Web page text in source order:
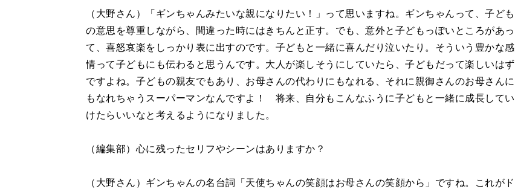
（大野さん）「ギンちゃんみたいな親になりたい！」って思いますね。ギンちゃんって、子ども
の意思を尊重しながら、間違った時にはきちんと正す。でも、意外と子どもっぽいところがあっ
て、喜怒哀楽をしっかり表に出すのです。子どもと一緒に喜んだり泣いたり。そういう豊かな感
情って子どもにも伝わると思うんです。大人が楽しそうにしていたら、子どもだって楽しいはず
ですよね。子どもの親友でもあり、お母さんの代わりにもなれる、それに親御さんのお母さんに
もなれちゃうスーパーマンなんですよ！ 将来、自分もこんなふうに子どもと一緒に成長してい
けたらいいなと考えるようになりました。
（編集部）心に残ったセリフやシーンはありますか？
（大野さん）ギンちゃんの名台詞「天使ちゃんの笑顔はお母さんの笑顔から」ですね。これがド